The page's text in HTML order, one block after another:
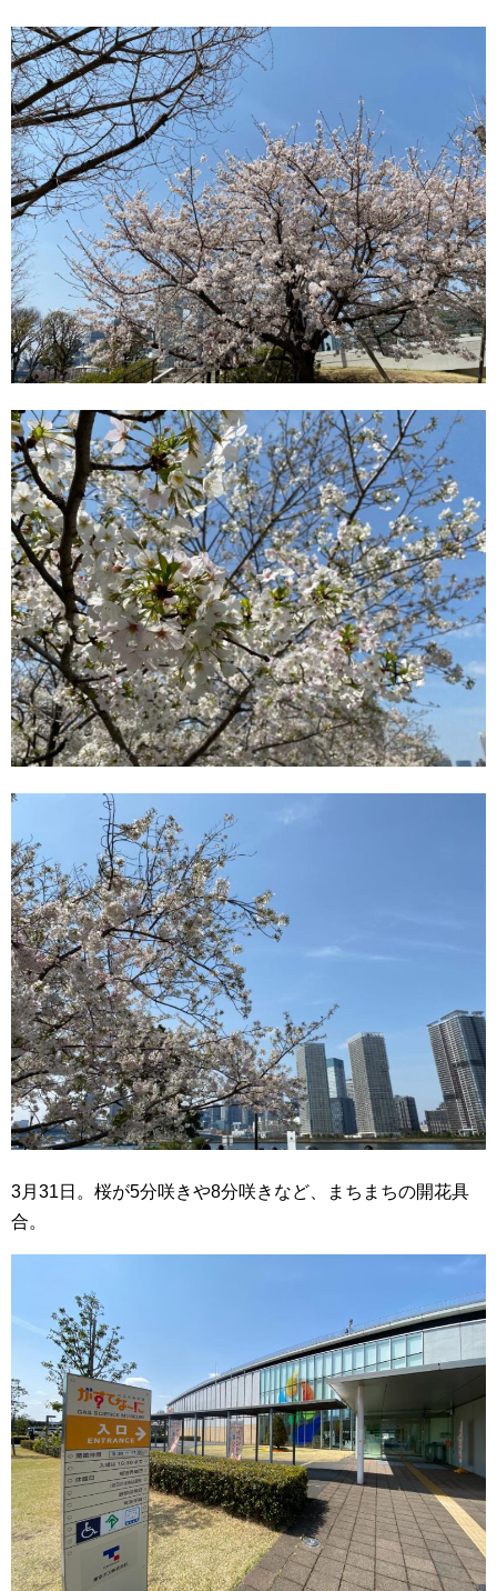
3月31日。桜が5分咲きや8分咲きなど、まちまちの開花具
合。